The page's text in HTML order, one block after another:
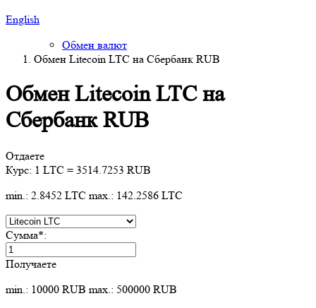
English
Обмен валют
Обмен Litecoin LTC на Сбербанк RUB
Обмен Litecoin LTC на
Сбербанк RUB
Отдаете
Курс: 1 LTC = 3514.7253 RUB
min.: 2.8452 LTC max.: 142.2586 LTC
Сумма*:
Получаете
min.: 10000 RUB max.: 500000 RUB